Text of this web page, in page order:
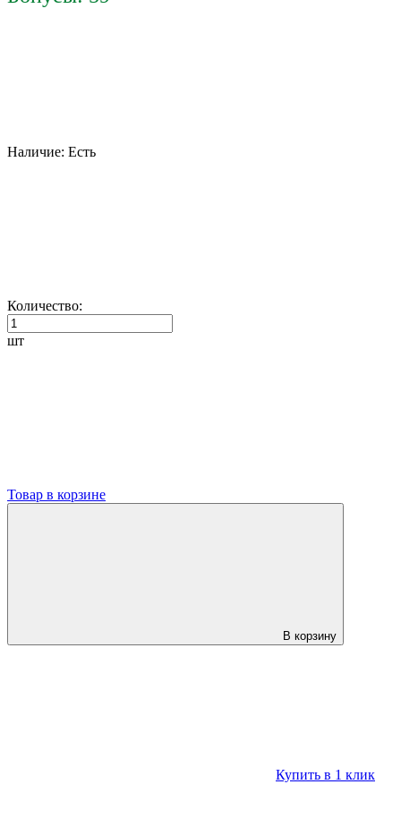
Наличие: Есть
Количество:
шт
Товар в корзине
В корзину
Купить в 1 клик